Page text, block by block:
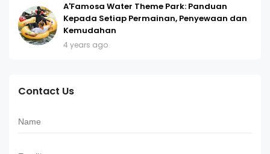
A'Famosa Water Theme Park: Panduan
Kepada Setiap Permainan, Penyewaan dan
Kemudahan
4 years ago
Contact Us